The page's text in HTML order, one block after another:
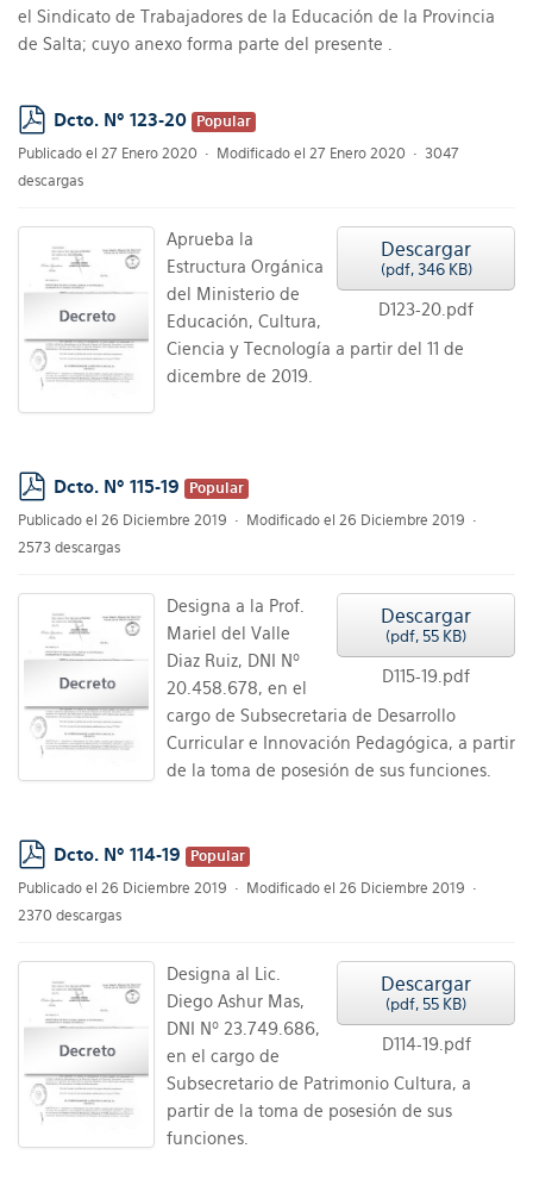
el Sindicato de Trabajadores de la Educación de la Provincia
de Salta; cuyo anexo forma parte del presente .
pdf
Dcto. Nº 123-20
Popular
Publicado el 27 Enero 2020
Modificado el 27 Enero 2020
3047
descargas
Descargar
(pdf, 346 KB)
D123-20.pdf
Aprueba la
Estructura Orgánica
del Ministerio de
Educación, Cultura,
Ciencia y Tecnología a partir del 11 de
dicembre de 2019.
pdf
Dcto. Nº 115-19
Popular
Publicado el 26 Diciembre 2019
Modificado el 26 Diciembre 2019
2573 descargas
Descargar
(pdf, 55 KB)
D115-19.pdf
Designa a la Prof.
Mariel del Valle
Diaz Ruiz, DNI Nº
20.458.678, en el
cargo de Subsecretaria de Desarrollo
Curricular e Innovación Pedagógica, a partir
de la toma de posesión de sus funciones.
pdf
Dcto. Nº 114-19
Popular
Publicado el 26 Diciembre 2019
Modificado el 26 Diciembre 2019
2370 descargas
Descargar
(pdf, 55 KB)
D114-19.pdf
Designa al Lic.
Diego Ashur Mas,
DNI Nº 23.749.686,
en el cargo de
Subsecretario de Patrimonio Cultura, a
partir de la toma de posesión de sus
funciones.